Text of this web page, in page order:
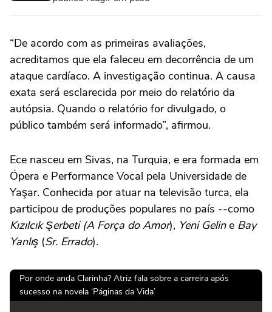
“De acordo com as primeiras avaliações,
acreditamos que ela faleceu em decorrência de um
ataque cardíaco. A investigação continua. A causa
exata será esclarecida por meio do relatório da
autópsia. Quando o relatório for divulgado, o
público também será informado”, afirmou.
Ece nasceu em Sivas, na Turquia, e era formada em
Ópera e Performance Vocal pela Universidade de
Yaşar. Conhecida por atuar na televisão turca, ela
participou de produções populares no país --como
Kızılcık Şerbeti (A Força do Amor), Yeni Geline Bay
Yanlış (Sr. Errado).
Por onde anda Clarinha? Atriz fala sobre a carreira após
sucesso na novela ‘Páginas da Vida’